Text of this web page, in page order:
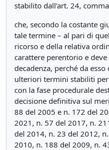
stabilito dall’art. 24,
che, secondo la costante
tale termine – al pari di
ricorso e della relativa
carattere perentorio e
decadenza, perché da
ulteriori termini stabiliti
con la fase procedurale
decisione definitiva sul
88 del 2005 e n. 172 del
2021, n. 57 del 2017, n.
del 2014, n. 23 del 2012,
2010, n. 188 del 2009, n.